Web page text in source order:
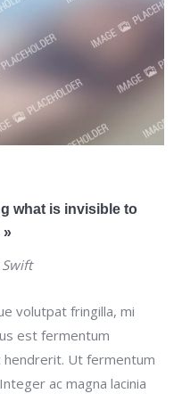
what is invisible to
»
volutpat fringilla, mi
est fermentum
hendrerit. Ut fermentum
ac magna lacinia